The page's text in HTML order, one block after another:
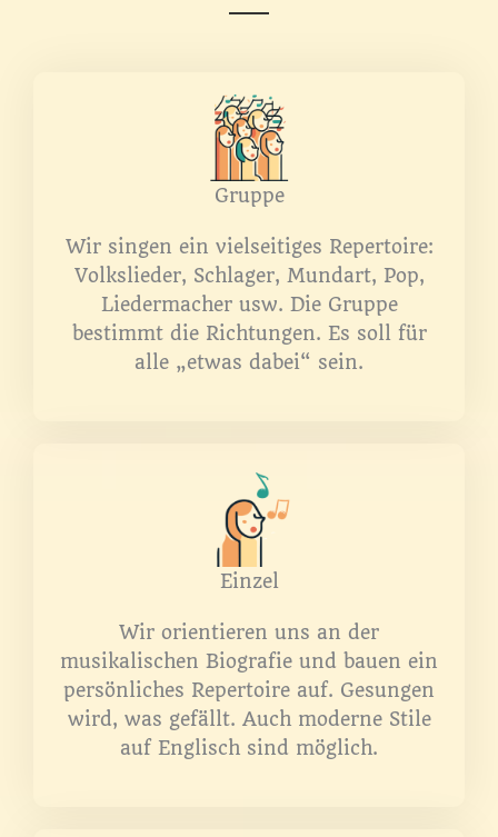
Gruppe
Wir singen ein vielseitiges Repertoire:
Volkslieder, Schlager, Mundart, Pop,
Liedermacher usw. Die Gruppe
bestimmt die Richtungen. Es soll für
alle „etwas dabei“ sein.
Einzel​
Wir orientieren uns an der
musikalischen Biografie und bauen ein
persönliches Repertoire auf. Gesungen
wird, was gefällt. Auch moderne Stile
auf Englisch sind möglich.